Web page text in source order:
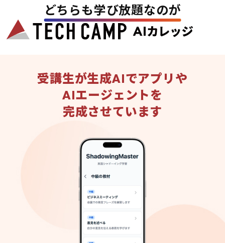
どちらも学び放題なのが
受講生が生成AIでアプリや
AIエージェントを
完成させています